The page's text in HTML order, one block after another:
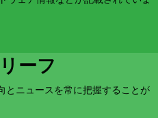
ーフ
ニュースを常に把握することが